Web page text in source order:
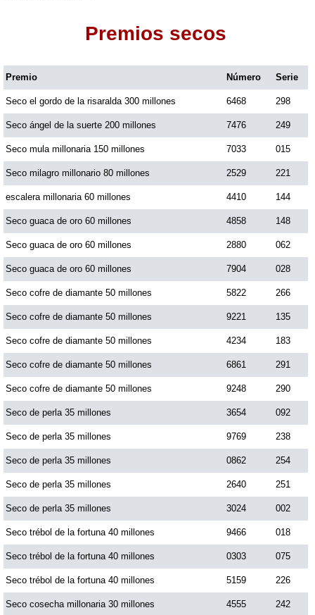
Dorado Tarde
Dorado Noche
Fantástica Día
Fantástica Noche
Motilon Tarde
Motilon Noche
Paisita Día
Paisita Noche
Paisita 3
Pick 3 Día
Pick 3 Noche
Pick 4 Día
Pick 4 Noche
Premios secos
Premio Número Serie
Seco el gordo de la risaralda 300 millones 6468 298
Seco ángel de la suerte 200 millones 7476 249
Seco mula millonaria 150 millones 7033 015
Seco milagro millonario 80 millones 2529 221
escalera millonaria 60 millones 4410 144
Seco guaca de oro 60 millones 4858 148
Seco guaca de oro 60 millones 2880 062
Seco guaca de oro 60 millones 7904 028
Seco cofre de diamante 50 millones 5822 266
Seco cofre de diamante 50 millones 9221 135
Seco cofre de diamante 50 millones 4234 183
Seco cofre de diamante 50 millones 6861 291
Seco cofre de diamante 50 millones 9248 290
Seco de perla 35 millones 3654 092
Seco de perla 35 millones 9769 238
Seco de perla 35 millones 0862 254
Seco de perla 35 millones 2640 251
Seco de perla 35 millones 3024 002
Seco trébol de la fortuna 40 millones 9466 018
Seco trébol de la fortuna 40 millones 0303 075
Seco trébol de la fortuna 40 millones 5159 226
Seco cosecha millonaria 30 millones 4555 242